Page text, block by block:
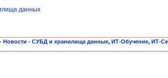
данных
- Новости - СУБД и хранилища данных, ИТ-Обучение, ИТ-